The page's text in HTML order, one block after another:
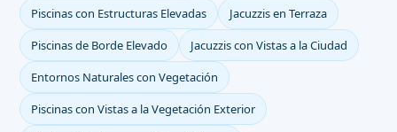
Piscinas con Estructuras Elevadas
Jacuzzis en Terraza
Piscinas de Borde Elevado
Jacuzzis con Vistas a la Ciudad
Entornos Naturales con Vegetación
Piscinas con Vistas a la Vegetación Exterior